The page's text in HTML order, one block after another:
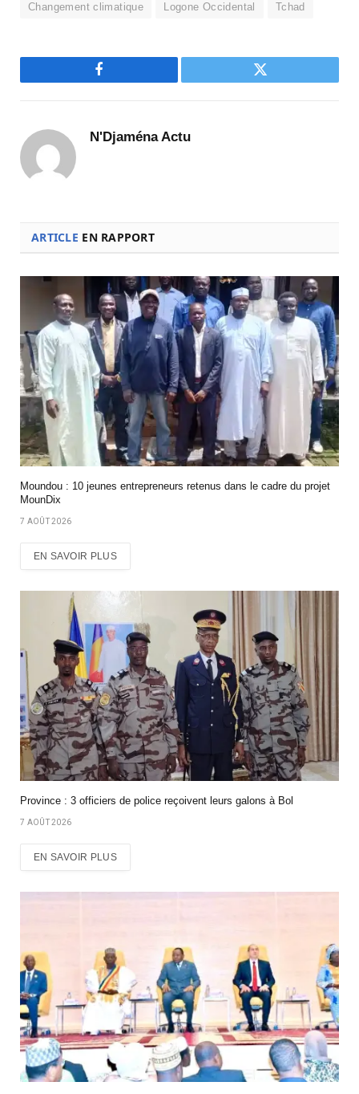
Changement climatique Logone Occidental Tchad
Facebook Twitter
N'Djaména Actu
ARTICLE EN RAPPORT
Moundou : 10 jeunes entrepreneurs retenus dans le cadre du projet
MounDix
7 AOÛT 2026
EN SAVOIR PLUS
Province : 3 officiers de police reçoivent leurs galons à Bol
7 AOÛT 2026
EN SAVOIR PLUS